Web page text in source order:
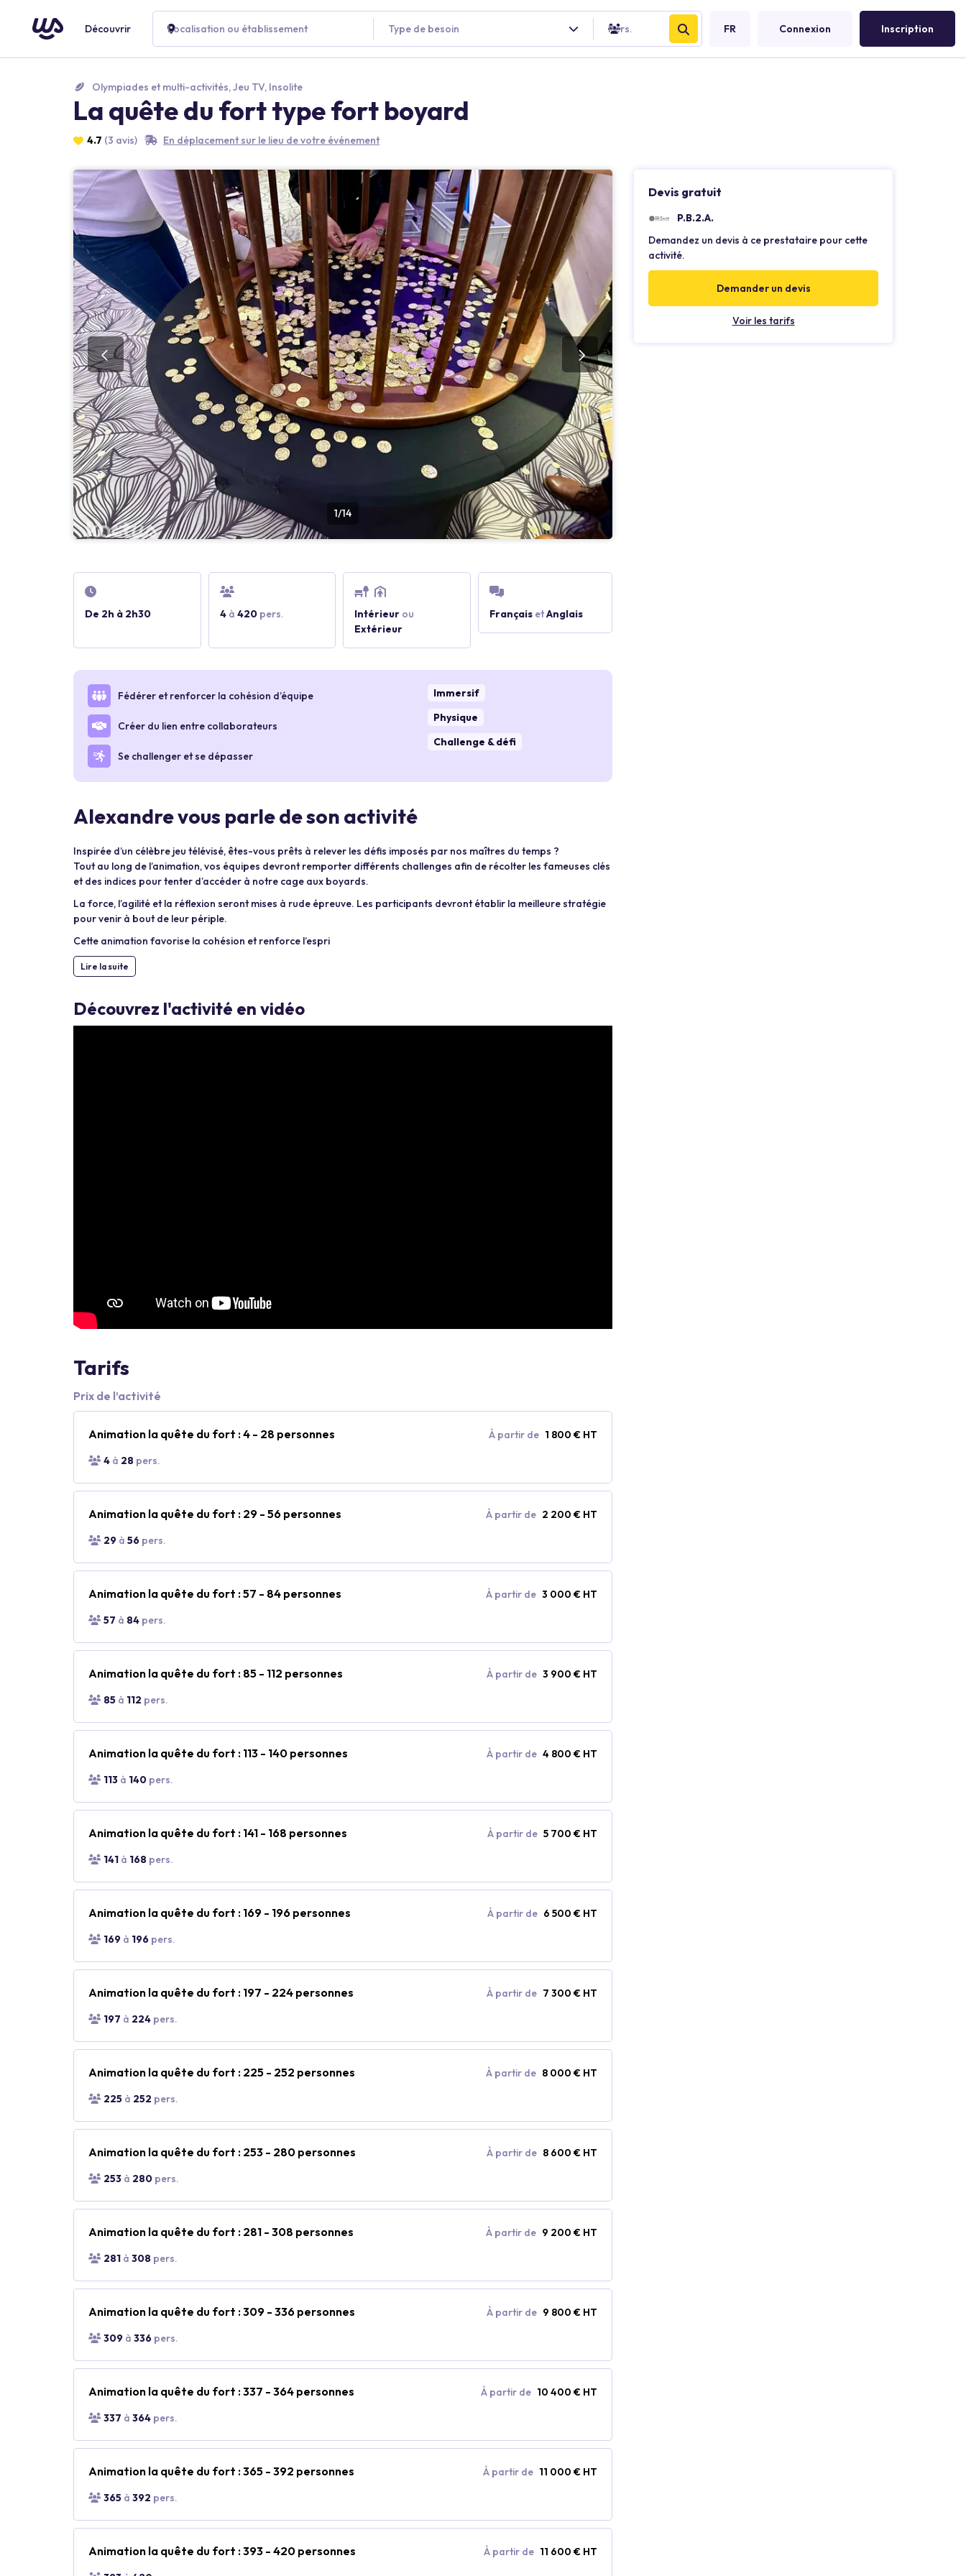
Découvrir Localisation ou établissement Type de besoin Pers. FR Connexion Inscription
Olympiades et multi-activités, Jeu TV, Insolite
La quête du fort type fort boyard
4.7 (3 avis) En déplacement sur le lieu de votre événement
1/14
Devis gratuit
P.B.2.A.
Demandez un devis à ce prestataire pour cette
activité.
Demander un devis
Voir les tarifs
De 2h à 2h30 4à 420pers. Intérieur ou
Extérieur
FrançaisetAnglais
Fédérer et renforcer la cohésion d’équipe
Créer du lien entre collaborateurs
Se challenger et se dépasser
Immersif
Physique
Challenge & défi
Alexandre vous parle de son activité
Inspirée d’un célèbre jeu télévisé, êtes-vous prêts à relever les défis imposés par nos maîtres du temps ?
Tout au long de l’animation, vos équipes devront remporter différents challenges afin de récolter les fameuses clés
et des indices pour tenter d’accéder à notre cage aux boyards.
La force, l’agilité et la réflexion seront mises à rude épreuve. Les participants devront établir la meilleure stratégie
pour venir à bout de leur périple.
Cette animation favorise la cohésion et renforce l’espri
Lire la suite
Découvrez l'activité en vidéo
Tarifs
Prix de l’activité
Animation la quête du fort : 4 - 28 personnes À partir de 1 800 € HT
4 à 28 pers.
Animation la quête du fort : 29 - 56 personnes À partir de 2 200 € HT
29 à 56 pers.
Animation la quête du fort : 57 - 84 personnes À partir de 3 000 € HT
57 à 84 pers.
Animation la quête du fort : 85 - 112 personnes À partir de 3 900 € HT
85 à 112 pers.
Animation la quête du fort : 113 - 140 personnes À partir de 4 800 € HT
113 à 140 pers.
Animation la quête du fort : 141 - 168 personnes À partir de 5 700 € HT
141 à 168 pers.
Animation la quête du fort : 169 - 196 personnes À partir de 6 500 € HT
169 à 196 pers.
Animation la quête du fort : 197 - 224 personnes À partir de 7 300 € HT
197 à 224 pers.
Animation la quête du fort : 225 - 252 personnes À partir de 8 000 € HT
225 à 252 pers.
Animation la quête du fort : 253 - 280 personnes À partir de 8 600 € HT
253 à 280 pers.
Animation la quête du fort : 281 - 308 personnes À partir de 9 200 € HT
281 à 308 pers.
Animation la quête du fort : 309 - 336 personnes À partir de 9 800 € HT
309 à 336 pers.
Animation la quête du fort : 337 - 364 personnes À partir de 10 400 € HT
337 à 364 pers.
Animation la quête du fort : 365 - 392 personnes À partir de 11 000 € HT
365 à 392 pers.
Animation la quête du fort : 393 - 420 personnes À partir de 11 600 € HT